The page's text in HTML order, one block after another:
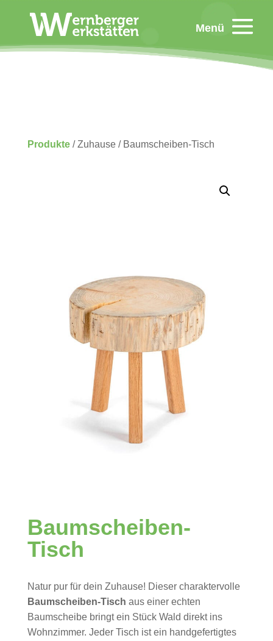
Menü
Produkte/ Zuhause / Baum­scheiben-Tisch
Baum­scheiben-
Tisch
Natur pur für dein Zuhause! Dieser charaktervolle
Baumscheiben-Tisch aus einer echten
Baumscheibe bringt ein Stück Wald direkt ins
Wohnzimmer. Jeder Tisch ist ein handgefertigtes